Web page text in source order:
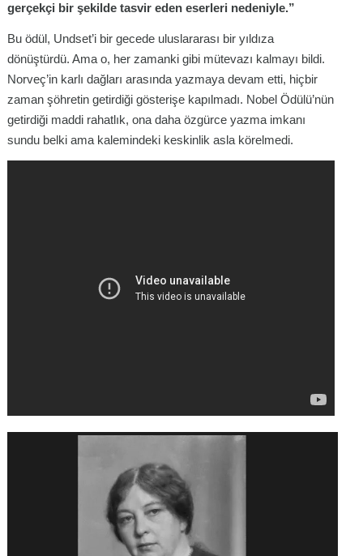
gerçekçi bir şekilde tasvir eden eserleri nedeniyle.”
Bu ödül, Undset’i bir gecede uluslararası bir yıldıza
dönüştürdü. Ama o, her zamanki gibi mütevazı kalmayı bildi.
Norveç’in karlı dağları arasında yazmaya devam etti, hiçbir
zaman şöhretin getirdiği gösterişe kapılmadı. Nobel Ödülü’nün
getirdiği maddi rahatlık, ona daha özgürce yazma imkanı
sundu belki ama kalemindeki keskinlik asla körelmedi.